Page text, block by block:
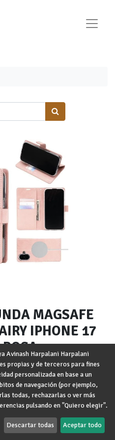
MAGSAFE
IPHONE 17
Avinash Harpalani Harpalani
propias y de terceros para fines
personalizada en base a un
de navegación (por ejemplo,
todas, rechazarlas o ver más
pulsando en "Quiero elegir".
Descartar todas Aceptar todo